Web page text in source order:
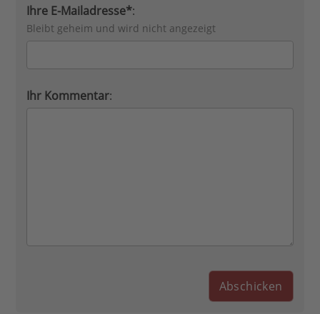
Ihre E-Mailadresse*:
Bleibt geheim und wird nicht angezeigt
Ihr Kommentar: